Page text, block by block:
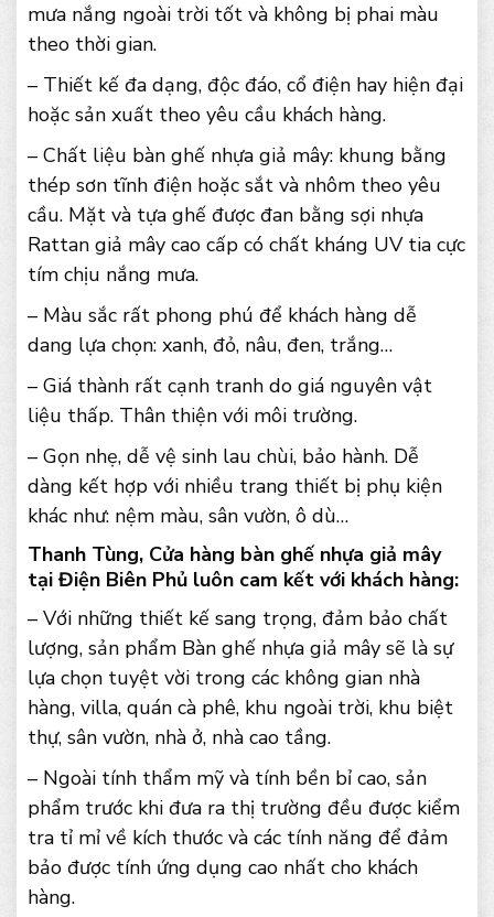
mưa nắng ngoài trời tốt và không bị phai màu
theo thời gian.
– Thiết kế đa dạng, độc đáo, cổ điện hay hiện đại
hoặc sản xuất theo yêu cầu khách hàng.
– Chất liệu bàn ghế nhựa giả mây: khung bằng
thép sơn tĩnh điện hoặc sắt và nhôm theo yêu
cầu. Mặt và tựa ghế được đan bằng sợi nhựa
Rattan giả mây cao cấp có chất kháng UV tia cực
tím chịu nắng mưa.
– Màu sắc rất phong phú để khách hàng dễ
dang lựa chọn: xanh, đỏ, nâu, đen, trắng…
– Giá thành rất cạnh tranh do giá nguyên vật
liệu thấp. Thân thiện với môi trường.
– Gọn nhẹ, dễ vệ sinh lau chùi, bảo hành. Dễ
dàng kết hợp với nhiều trang thiết bị phụ kiện
khác như: nệm màu, sân vườn, ô dù…
Thanh Tùng, Cửa hàng bàn ghế nhựa giả mây
tại Điện Biên Phủ luôn cam kết với khách hàng:
– Với những thiết kế sang trọng, đảm bảo chất
lượng, sản phẩm Bàn ghế nhựa giả mây sẽ là sự
lựa chọn tuyệt vời trong các không gian nhà
hàng, villa, quán cà phê, khu ngoài trời, khu biệt
thự, sân vườn, nhà ở, nhà cao tầng.
– Ngoài tính thẩm mỹ và tính bền bỉ cao, sản
phẩm trước khi đưa ra thị trường đều được kiểm
tra tỉ mỉ về kích thước và các tính năng để đảm
bảo được tính ứng dụng cao nhất cho khách
hàng.